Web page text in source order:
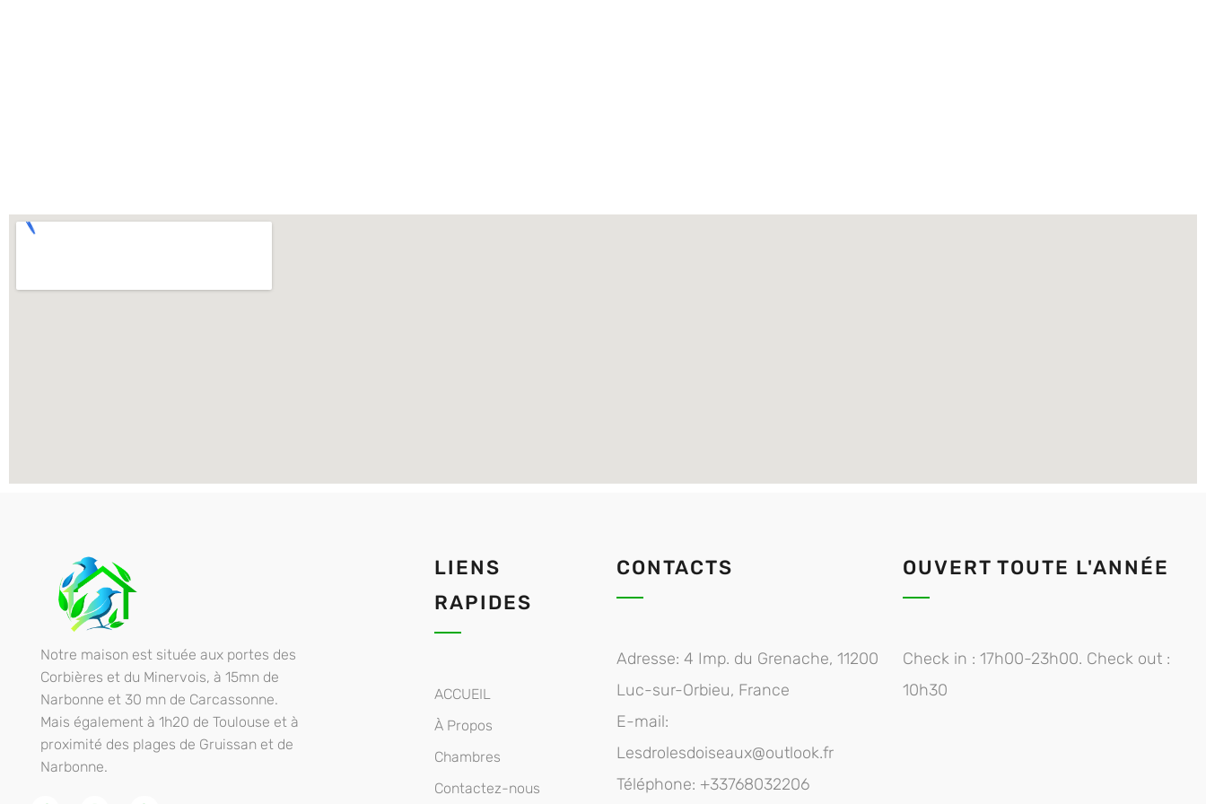
Chambre d'hôtes les 2 droles doiseaux
Notre maison est située aux portes des
Corbières et du Minervois, à 15mn de
Narbonne et 30 mn de Carcassonne.
Mais également à 1h20 de Toulouse et à
proximité des plages de Gruissan et de
Narbonne.
LIENS
RAPIDES
ACCUEIL
À Propos
Chambres
Contactez-nous
CONTACTS
Adresse: 4 Imp. du Grenache, 11200
Luc-sur-Orbieu, France
E-mail:
Lesdrolesdoiseaux@outlook.fr
Téléphone: +33768032206
OUVERT TOUTE L'ANNÉE
Check in : 17h00-23h00. Check out :
10h30